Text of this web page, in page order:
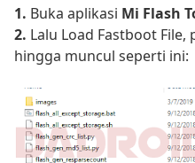
1. Buka aplikasi Mi Flash
2. Lalu Load Fastboot
hingga muncul seperti ini: